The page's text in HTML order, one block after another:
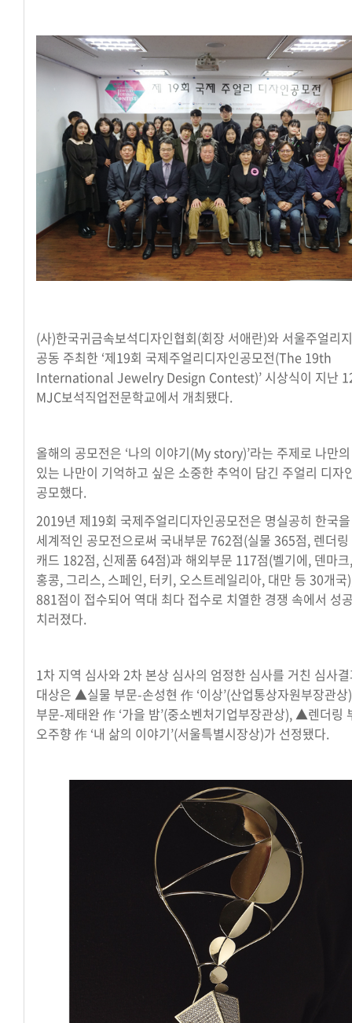
(사)한국귀금속보석디자인협회(회장 서애란)와 서울주얼리
공동 주최한 ‘제19회 국제주얼리디자인공모전(The 19th
International Jewelry Design Contest)’ 시상식이 지난
MJC보석직업전문학교에서 개최됐다.
올해의 공모전은 ‘나의 이야기(My story)’라는 주제로 나만
있는 나만이 기억하고 싶은 소중한 추억이 담긴 주얼리 디자
공모했다.
2019년 제19회 국제주얼리디자인공모전은 명실공히 한국
세계적인 공모전으로써 국내부문 762점(실물 365점, 렌더
캐드 182점, 신제품 64점)과 해외부문 117점(벨기에, 덴마
홍콩, 그리스, 스페인, 터키, 오스트레일리아, 대만 등 30개국
881점이 접수되어 역대 최다 접수로 치열한 경쟁 속에서 성
치러졌다.
1차 지역 심사와 2차 본상 심사의 엄정한 심사를 거친 심사
대상은 ▲실물 부문-손성현 作 ‘이상’(산업통상자원부장관
부문-제태완 作 ‘가을 밤’(중소벤처기업부장관상), ▲렌더링
오주향 作 ‘내 삶의 이야기’(서울특별시장상)가 선정됐다.